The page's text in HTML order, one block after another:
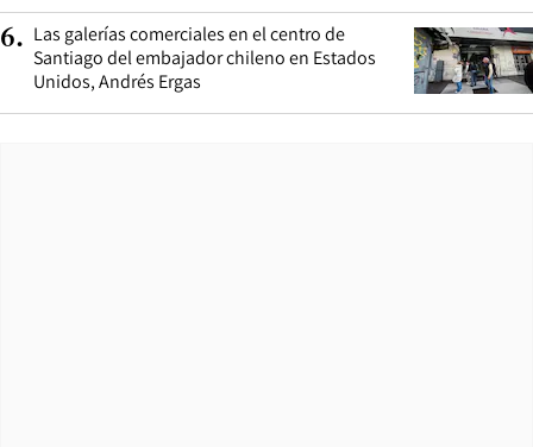
6. Las galerías comerciales en el centro de
Santiago del embajador chileno en Estados
Unidos, Andrés Ergas